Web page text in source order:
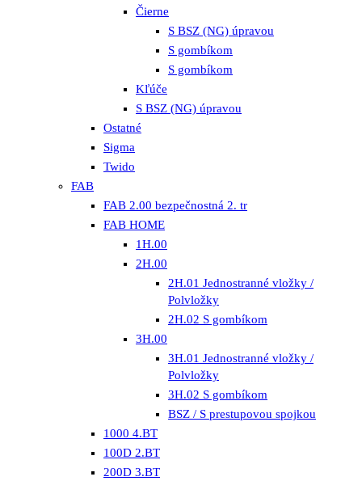
Čierne
S BSZ (NG) úpravou
S gombíkom
S gombíkom
Kľúče
S BSZ (NG) úpravou
Ostatné
Sigma
Twido
FAB
FAB 2.00 bezpečnostná 2. tr
FAB HOME
1H.00
2H.00
2H.01 Jednostranné vložky /
Polvložky
2H.02 S gombíkom
3H.00
3H.01 Jednostranné vložky /
Polvložky
3H.02 S gombíkom
BSZ / S prestupovou spojkou
1000 4.BT
100D 2.BT
200D 3.BT